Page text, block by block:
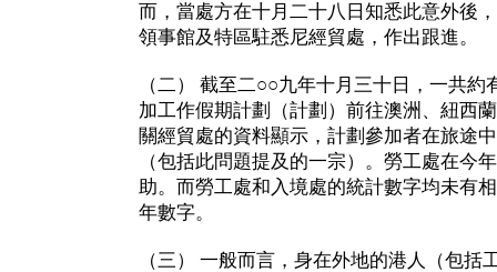
而，當處方在十月二十八日知悉此意外後
領事館及特區駐悉尼經貿處，作出跟進。
（二） 截至二○○九年十月三十日，一共
加工作假期計劃（計劃）前往澳洲、紐西
關經貿處的資料顯示，計劃參加者在旅途
（包括此問題提及的一宗）。勞工處在今
助。而勞工處和入境處的統計數字均未有
年數字。
（三） 一般而言，身在外地的港人（包括